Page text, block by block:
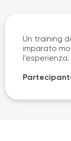
Un training
imparato
l’esperienza.